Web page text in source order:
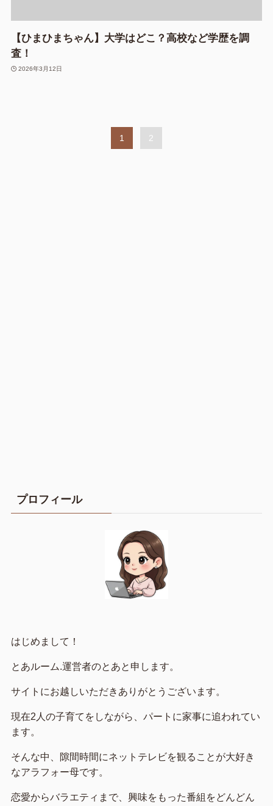
【ひまひまちゃん】大学はどこ？高校など学歴を調
査！
2026年3月12日
1 2
プロフィール
はじめまして！
とあルーム.運営者のとあと申します。
サイトにお越しいただきありがとうございます。
現在2人の子育てをしながら、パートに家事に追われてい
ます。
そんな中、隙間時間にネットテレビを観ることが大好き
なアラフォー母です。
恋愛からバラエティまで、興味をもった番組をどんどん